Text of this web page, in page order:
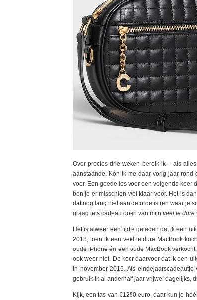
Over precies drie weken bereik ik – als
aanstaande. Kon ik me daar vorig jaar
voor. Een goede les voor een volgende keer
ben je er misschien wél klaar voor. Het is
dat nog lang niet aan de orde is (en waar je
graag iets cadeau doen van mijn veel te dure
Het is alweer een tijdje geleden dat ik een
2018, toen ik een veel te dure MacBook
oude iPhone én een oude MacBook
ook weer niet. De keer daarvoor dat ik een
in november 2016. Als
gebruik ik al anderhalf jaar vrijwel dagelijks,
Kijk, een tas van €1250 euro, daar kun je